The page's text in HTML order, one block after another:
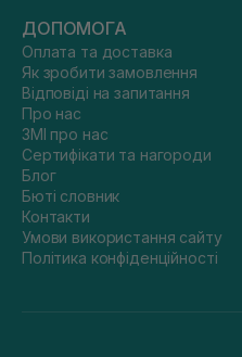
ДОПОМОГА
Оплата та доставка
Як зробити замовлення
Відповіді на запитання
Про нас
ЗМІ про нас
Сертифікати та нагороди
Блог
Бюті словник
Контакти
Умови використання сайту
Політика конфіденційності